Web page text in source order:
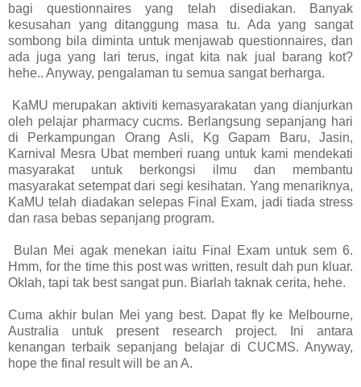
bagi questionnaires yang telah disediakan. Banyak
kesusahan yang ditanggung masa tu. Ada yang sangat
sombong bila diminta untuk menjawab questionnaires, dan
ada juga yang lari terus, ingat kita nak jual barang kot?
hehe.. Anyway, pengalaman tu semua sangat berharga.
KaMU merupakan aktiviti kemasyarakatan yang dianjurkan
oleh pelajar pharmacy cucms. Berlangsung sepanjang hari
di Perkampungan Orang Asli, Kg Gapam Baru, Jasin,
Karnival Mesra Ubat memberi ruang untuk kami mendekati
masyarakat untuk berkongsi ilmu dan membantu
masyarakat setempat dari segi kesihatan. Yang menariknya,
KaMU telah diadakan selepas Final Exam, jadi tiada stress
dan rasa bebas sepanjang program.
Bulan Mei agak menekan iaitu Final Exam untuk sem 6.
Hmm, for the time this post was written, result dah pun kluar.
Oklah, tapi tak best sangat pun. Biarlah taknak cerita, hehe.
Cuma akhir bulan Mei yang best. Dapat fly ke Melbourne,
Australia untuk present research project. Ini antara
kenangan terbaik sepanjang belajar di CUCMS. Anyway,
hope the final result will be an A.